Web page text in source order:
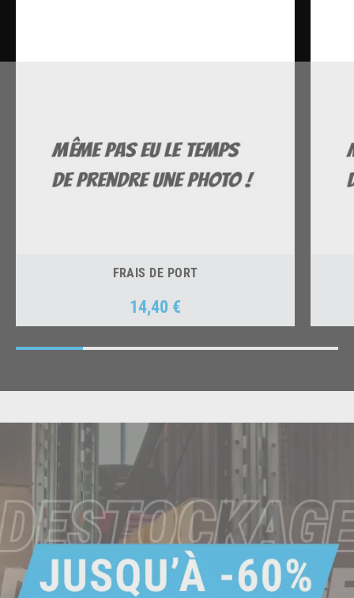
FRAIS DE PORT
Prix
14,40 €